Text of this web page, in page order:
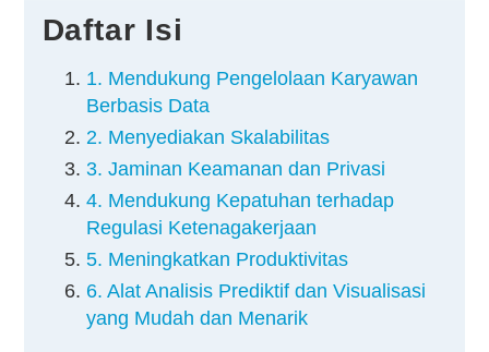
Daftar Isi
1. Mendukung Pengelolaan Karyawan
Berbasis Data
2. Menyediakan Skalabilitas
3. Jaminan Keamanan dan Privasi
4. Mendukung Kepatuhan terhadap
Regulasi Ketenagakerjaan
5. Meningkatkan Produktivitas
6. Alat Analisis Prediktif dan Visualisasi
yang Mudah dan Menarik